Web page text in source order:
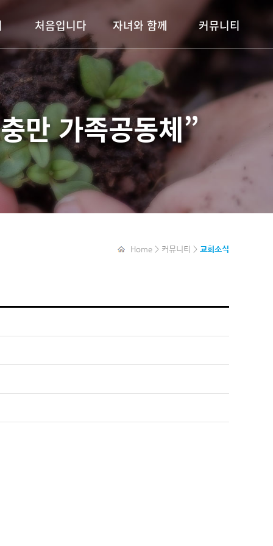
회
처음입니다
예배안내
목장안내
알파(ALPHA)
자녀와 함께
이룸키즈
이룸틴즈
청소년부
청년부
커뮤니티
행사안내
갤러리
만 가족공동체”
Home > 커뮤니티 > 교회소식